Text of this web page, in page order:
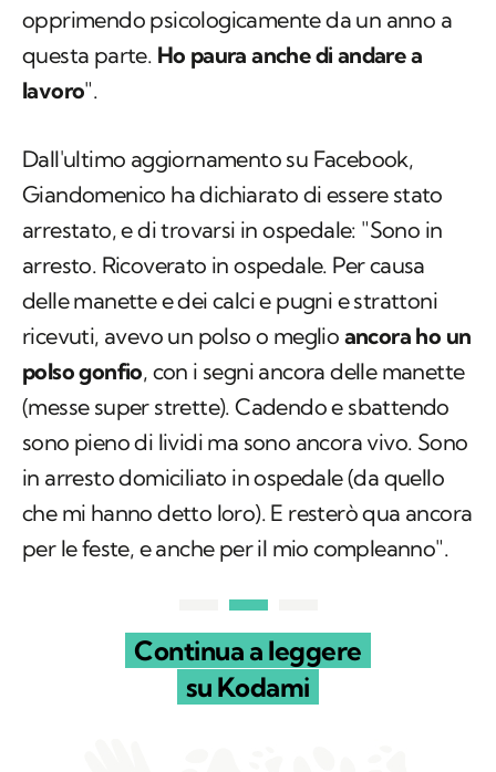
opprimendo psicologicamente da un anno a
questa parte. Ho paura anche di andare a
lavoro".
Dall'ultimo aggiornamento su Facebook,
Giandomenico ha dichiarato di essere stato
arrestato, e di trovarsi in ospedale: "Sono in
arresto. Ricoverato in ospedale. Per causa
delle manette e dei calci e pugni e strattoni
ricevuti, avevo un polso o meglio ancora ho un
polso gonfio, con i segni ancora delle manette
(messe super strette). Cadendo e sbattendo
sono pieno di lividi ma sono ancora vivo. Sono
in arresto domiciliato in ospedale (da quello
che mi hanno detto loro). E resterò qua ancora
per le feste, e anche per il mio compleanno".
Continua a leggere
su Kodami